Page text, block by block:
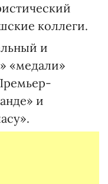
коллеги.
и
«медали»
и